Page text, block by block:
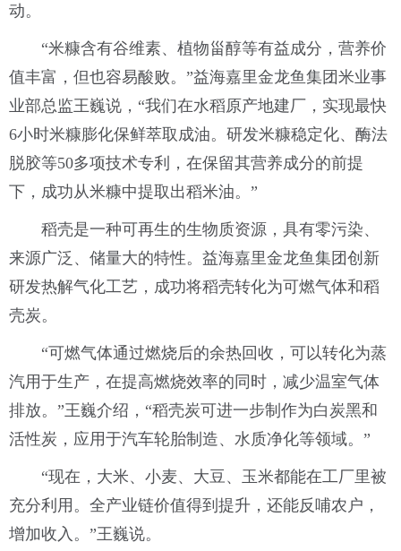
动。
“米糠含有谷维素、植物甾醇等有益成分，营养价
值丰富，但也容易酸败。”益海嘉里金龙鱼集团米业事
业部总监王巍说，“我们在水稻原产地建厂，实现最快
6小时米糠膨化保鲜萃取成油。研发米糠稳定化、酶法
脱胶等50多项技术专利，在保留其营养成分的前提
下，成功从米糠中提取出稻米油。”
稻壳是一种可再生的生物质资源，具有零污染、
来源广泛、储量大的特性。益海嘉里金龙鱼集团创新
研发热解气化工艺，成功将稻壳转化为可燃气体和稻
壳炭。
“可燃气体通过燃烧后的余热回收，可以转化为蒸
汽用于生产，在提高燃烧效率的同时，减少温室气体
排放。”王巍介绍，“稻壳炭可进一步制作为白炭黑和
活性炭，应用于汽车轮胎制造、水质净化等领域。”
“现在，大米、小麦、大豆、玉米都能在工厂里被
充分利用。全产业链价值得到提升，还能反哺农户，
增加收入。”王巍说。